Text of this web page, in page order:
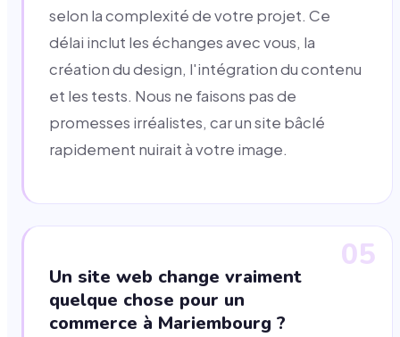
selon la complexité de votre projet. Ce
délai inclut les échanges avec vous, la
création du design, l'intégration du contenu
et les tests. Nous ne faisons pas de
promesses irréalistes, car un site bâclé
rapidement nuirait à votre image.
05
Un site web change vraiment
quelque chose pour un
commerce à Mariembourg ?